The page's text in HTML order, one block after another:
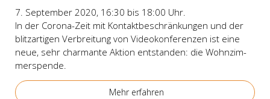
7. Sep­tem­ber 2020, 16:30 bis 18:00 Uhr.
In der Coro­­na-Zeit mit Kon­takt­be­schrän­kun­gen und der
blitz­ar­ti­gen Ver­brei­tung von Video­kon­fe­ren­zen ist eine
neue, sehr char­man­te Akti­on ent­stan­den: die Wohn­zim­
mer­spen­de.
Mehr erfah­ren